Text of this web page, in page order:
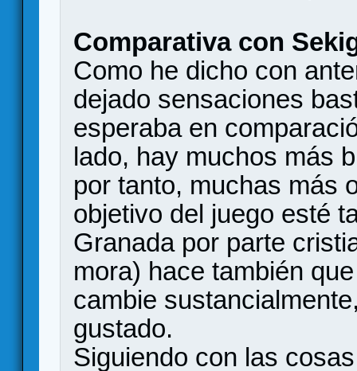
Comparativa con
Como he dicho con
dejado sensaciones
esperaba en
lado, hay muchos más
por tanto, muchas más
objetivo del juego esté
Granada por parte
mora) hace también
cambie
gustado.
Siguiendo con las